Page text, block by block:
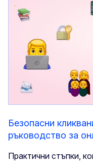
Безопасни
ръководство за
Практични стъпки,